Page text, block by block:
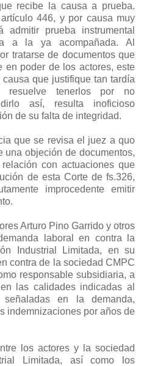
recibe la causa a prueba.
446, y por causa muy
admitir prueba instrumental
a la ya acompañada. Al
tratarse de documentos que
en poder de los actores, este
que justifique tan tardía
resuelve tenerlos por no
así, resulta inoficioso
de su falta de integridad.
que se revisa el juez a quo
una objeción de documentos,
con actuaciones que
de esta Corte de fs.326,
improcedente emitir
Arturo Pino Garrido y otros
laboral en contra la
Industrial Limitada, en su
contra de la sociedad CMPC
responsable subsidiaria, a
las calidades indicadas al
en la demanda,
indemnizaciones por años de
los actores y la sociedad
Limitada, así como los